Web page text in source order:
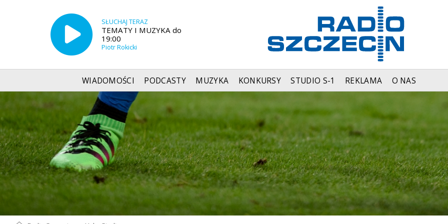
SŁUCHAJ TERAZ
TEMATY I MUZYKA do
19:00
Piotr Rokicki
WIADOMOŚCI PODCASTY MUZYKA KONKURSY STUDIO S-1 REKLAMA O NAS